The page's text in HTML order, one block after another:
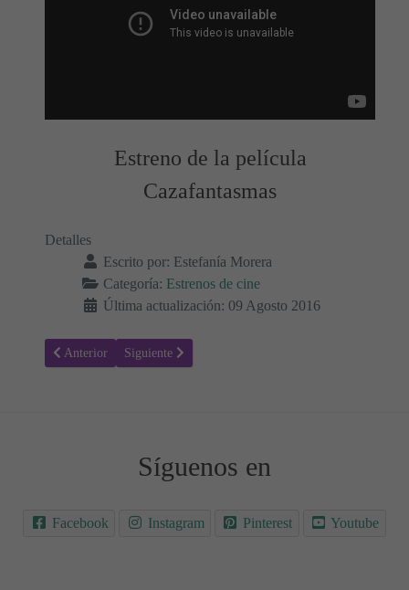
Estreno de la película
Cazafantasmas
Detalles
Escrito por: Estefanía Morera
Categoría: Estrenos de cine
Última actualización: 09 Agosto 2016
Artículo anterior: Nunca apagues la luz - Sinopsis y Trailer -
Anterior Artículo siguiente: Nerve - Sinopsis y Trailer -
Siguiente
Síguenos en
Facebook Instagram Pinterest Youtube